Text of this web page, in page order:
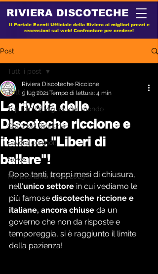
RIVIERA DISCOTECHE
Il Portale Eventi Ufficiale della Riviera ai migliori prezzi e
recensioni sul web! Confrontare per credere!
Post
Tutti i post
Top 100 Dj Migliori del mondo
Cocorico Riccione
Lavora con noi!
News
Monsterland Imola 2025
Tutti i post
La rivolta delle
Discoteche riccione e
italiane: "Liberi di
ballare"!
Riviera Discoteche Riccione
9 lug 2021Tempo di lettura: 4 min
Dopo tanti, troppi mesi di chiusura,
nell'unico settore in cui vediamo le
più famose discoteche riccione e
italiane, ancora chiuse da un
governo che non da risposte e
temporeggia, si è raggiunto il limite
della pazienza!